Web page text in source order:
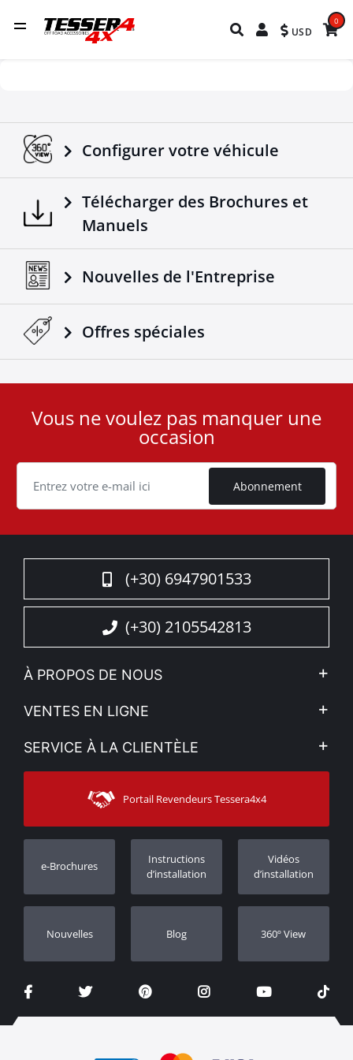
USD
0
Configurer votre véhicule
Télécharger des Brochures et
Manuels
Nouvelles de l'Entreprise
Offres spéciales
User
Cookie
Vous ne voulez pas manquer une
occasion
Abonnement
(+30) 6947901533
(+30) 2105542813
À PROPOS DE NOUS
L'entreprise
Voir nos actualités
Sitemap
VENTES EN LIGNE
Mon compte
Moyens d’expédition
SERVICE À LA CLIENTÈLE
Contacter
Assistance aux clients
Suivi des commandes
Concessionnaires
Portail Revendeurs Tessera4x4
e-Brochures
Instructions
d’installation
Vidéos
d’installation
Nouvelles Blog 360º View